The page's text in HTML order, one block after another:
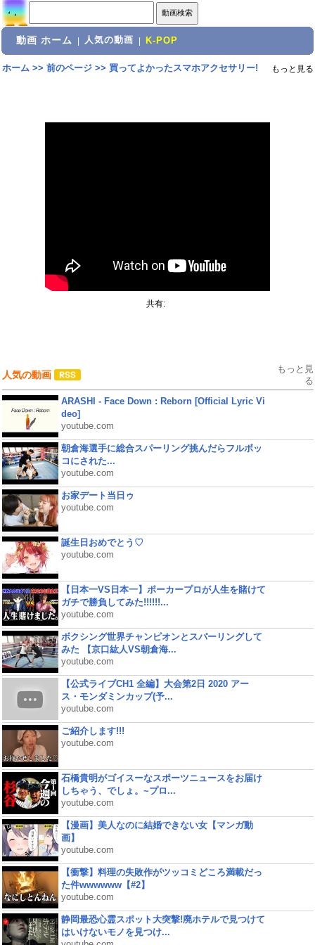
動画 ホーム 人気の動画 K-POP
ホーム>> 前のページ>> 買ってよかったスマホアクセサリー! もっと見る
共有:
人気の動画
もっと見
る
ARASHI - Face Down : Reborn [Official Lyric Vi
deo]
youtube.com
朝倉海選手に総合スパーリング挑んだらフルボッ
コにされた...
youtube.com
お家デート当日ゥ
youtube.com
誕生日おめでとう♡
youtube.com
【日本一VS日本一】ポーカープロが人生を賭けて
ガチで勝負してみた!!!!!!...
youtube.com
ボクシング世界チャンピオンとスパーリングして
みた 【京口紘人VS朝倉海...
youtube.com
【公式ライブCH1 全編】大会第2日 2020 アー
ス・モンダミンカップ(予...
youtube.com
ご紹介します!!!
youtube.com
石橋貴明がゴイスーなスポーツニュースをお届け
しちゃう、でしょ。~プロ...
youtube.com
【漫画】美人なのに結婚できない女【マンガ動
画】
youtube.com
【衝撃】料理の失敗作がツッコミどころ満載だっ
た件wwwwww【#2】
youtube.com
静岡最恐心霊スポット大突撃!廃ホテルで見つけて
はいけないモノを見つけ...